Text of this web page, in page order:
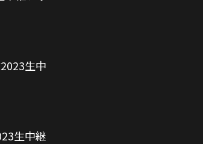
生中
生中継